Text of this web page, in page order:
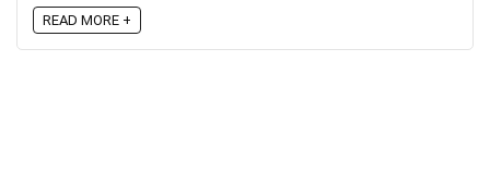
READ MORE +